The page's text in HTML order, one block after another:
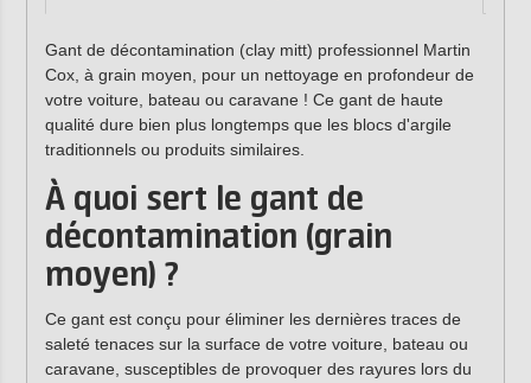
Gant de décontamination (clay mitt) professionnel Martin
Cox, à grain moyen, pour un nettoyage en profondeur de
votre voiture, bateau ou caravane ! Ce gant de haute
qualité dure bien plus longtemps que les blocs d'argile
traditionnels ou produits similaires.
À quoi sert le gant de
décontamination (grain
moyen) ?
Ce gant est conçu pour éliminer les dernières traces de
saleté tenaces sur la surface de votre voiture, bateau ou
caravane, susceptibles de provoquer des rayures lors du